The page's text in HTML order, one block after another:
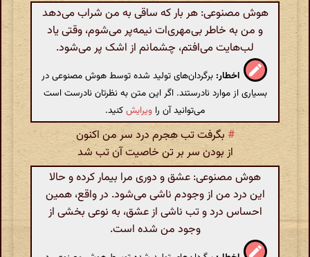
هوش مصنوعی: هر بار که ساقی به من شراب می‌دهد
و من به خاطر بی‌مهری‌ات نیمه‌پر می‌شوم، وقتی یاد
لب‌هایت می‌افتم، چشمانم از اشک پر می‌شود.
اخطار: برگردان‌های تولید شده توسط هوش مصنوعی در
بسیاری از موارد نادرستند. اگر این متن به نظرتان نادرست است
می‌توانید آن را ویرایشکنید.
# بگرفت تب هجرم درد سر من اکنون
از بودن سر بر تن خاصیت آن تب شد
هوش مصنوعی: عشق و دوری مرا بیمار کرده و حالا
این درد من از وجودم ناشی می‌شود. در واقع، همین
احساس درد و تب ناشی از عشق، به نوعی بخشی از
وجود من شده است.